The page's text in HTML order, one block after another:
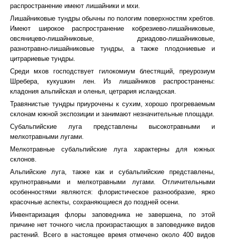
распространение имеют лишайники и мхи.
Лишайниковые тундры обычны по пологим поверхностям хребтов.
Имеют широкое распространение кобрезиево-лишайниковые,
овсяницево-лишайниковые, дриадово-лишайниковые,
разнотравно-лишайниковые тундры, а также плодониевые и
цитрариевые тундры.
Среди мхов господствует гилокомиум блестящий, преурозиум
Шребера, кукушкин лен. Из лишайников распространены:
кладония альпийская и оленья, цетрария исландская.
Травянистые тундры приурочены к сухим, хорошо прогреваемым
склонам южной экспозиции и занимают незначительные площади.
Субальпийские луга представлены высокотравными и
мелкотравными лугами.
Мелкотравные субальпийские луга характерны для южных
склонов.
Альпийские луга, также как и субальпийские представлены,
крупнотравными и мелкотравными лугами. Отличительными
особенностями являются: флористическое разнообразие, ярко
красочные аспекты, сохраняющиеся до поздней осени.
Инвентаризация флоры заповедника не завершена, по этой
причине нет точного числа произрастающих в заповеднике видов
растений. Всего в настоящее время отмечено около 400 видов